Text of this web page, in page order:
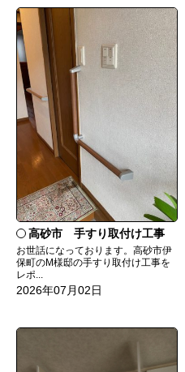
高砂市 手すり取付け工事
お世話になっております。高砂市伊
保町のM様邸の手すり取付け工事を
レポ...
2026年07月02日